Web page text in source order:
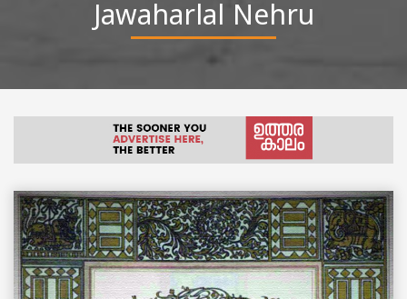
Jawaharlal Nehru